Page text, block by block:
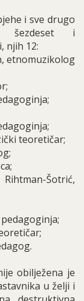
i sve drugo
šezdeset i
njih 12:
etnomuzikolog
teoretičar;
Šotrić,
obilježena je
u želji i